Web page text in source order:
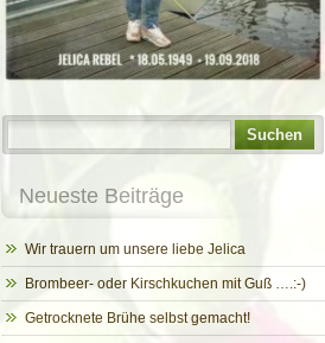
Suchen
Neueste Beiträge
Wir trauern um unsere liebe Jelica
Brombeer- oder Kirschkuchen mit Guß ….:-)
Getrocknete Brühe selbst gemacht!